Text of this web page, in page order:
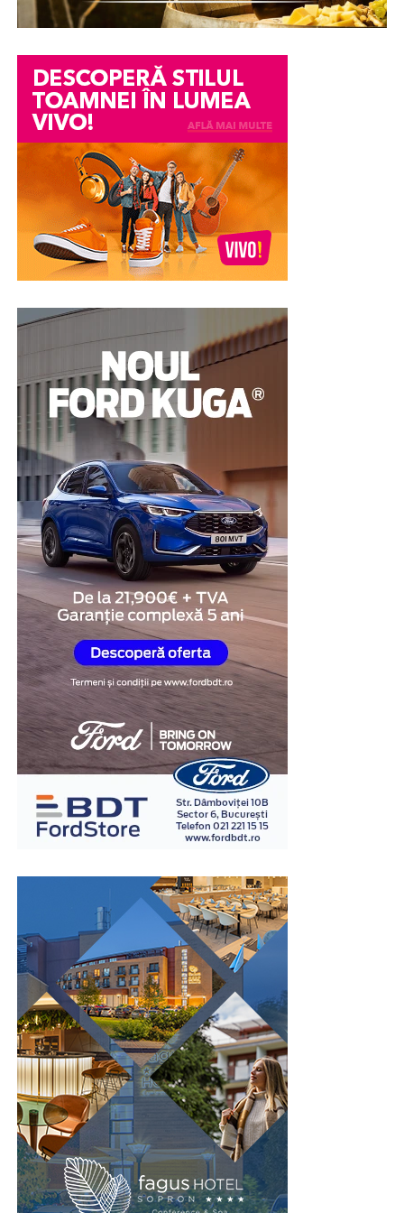
într-un conflict personal, o neînțelegere între colegi
serioase asupra imaginii și credibilității unei persoane.
Din păcate, chiar și atunci când acuzațiile se dovedesc
ulterior nefondate, efectele asupra reputației pot
persista. Încrederea colegilor, a angajatorului sau chiar a
membrilor familiei poate fi afectată, iar procesul de
recâștigare a acesteia poate fi dificil.
În astfel de împrejurări, unele persoane aleg în mod
voluntar să efectueze un test poligraf pentru a susține
veridicitatea declarațiilor lor. Examinarea nu stabilește
însă poate constitui un element suplimentar de
evaluare și poate contribui la clarificarea
circumstanțelor în care au apărut suspiciunile.
Pentru multe persoane, această abordare reprezintă o
modalitate de a demonstra disponibilitatea de a coopera
și de a răspunde transparent întrebărilor legate de
situația investigată.
Obiectivitatea reacțiilor
fiziologice
Unul dintre cele mai importante avantaje ale testului
poligraf este faptul că evaluarea se bazează pe
monitorizarea unor reacții fiziologice involuntare,
precum ritmul cardiac, respirația, tensiunea arterială și
modificările conductanței electrice a pielii.
În cadrul examinării, specialistul formulează întrebări
relevante pentru situația investigată și analizează
răspunsurile împreună cu reacțiile fiziologice
înregistrate. Interpretarea rezultatelor este realizată în
baza unor metode și protocoale specifice, de către
examinatori instruiți în acest domeniu.
subiective, examinarea poligraf urmărește indicatori
fiziologici măsurabili, ceea ce oferă un grad suplimentar
de obiectivitate în procesul de evaluare. Din acest motiv,
testul este utilizat în numeroase contexte, inclusiv în
investigații interne, procese de selecție pentru anumite
funcții sensibile sau verificarea unor declarații în cadrul
unor anchete.
Este important de înțeles că rezultatul unui test
poligraf trebuie interpretat în contextul întregii situații
și al celorlalte informații disponibile. Tocmai această
abordare echilibrată îi conferă valoare ca instrument
complementar de verificare.
Un pas spre recâștigarea